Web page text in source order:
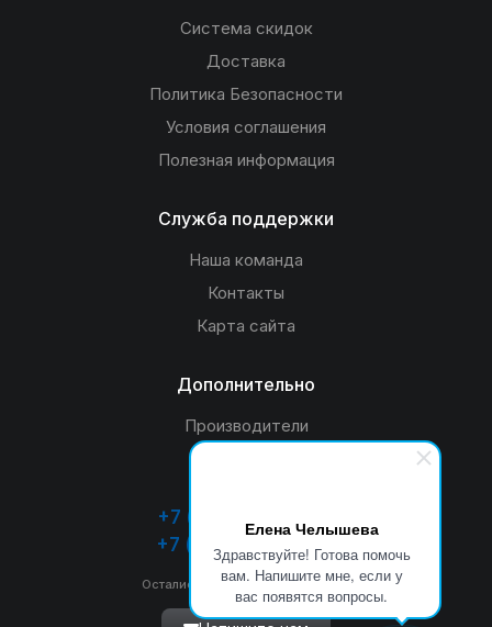
Елена Челышева
Здравствуйте! Готова помочь
вам. Напишите мне, если у
вас появятся вопросы.
Система скидок
Доставка
Политика Безопасности
Условия соглашения
Полезная информация
Служба поддержки
Наша команда
Контакты
Карта сайта
Дополнительно
Производители
+7 (4932) 26-33-55
+7 (920) 349-53-55
Остались вопросы? Звоните нам